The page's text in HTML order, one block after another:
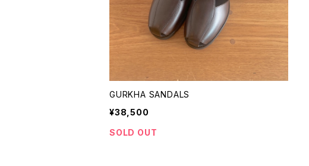
GURKHA SANDALS
¥38,500
SOLD OUT